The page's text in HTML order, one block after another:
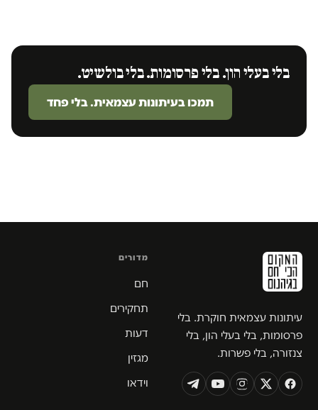
בלי בעלי הון. בלי פרסומות. בלי בולשיט.
תמכו בעיתונות עצמאית. בלי פחד
עיתונות עצמאית חוקרת. בלי
פרסומות, בלי בעלי הון, בלי
צנזורה, בלי פשרות.
מדורים
חם
תחקירים
דעות
מגזין
וידאו